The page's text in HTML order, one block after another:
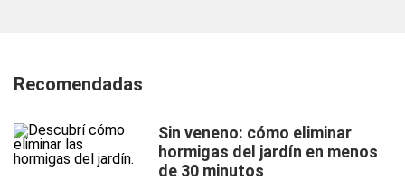
Recomendadas
Sin veneno: cómo eliminar
hormigas del jardín en menos
de 30 minutos